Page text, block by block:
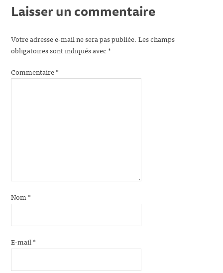
Laisser un commentaire
Votre adresse e-mail ne sera pas publiée. Les champs
obligatoires sont indiqués avec*
Commentaire*
Nom*
E-mail*